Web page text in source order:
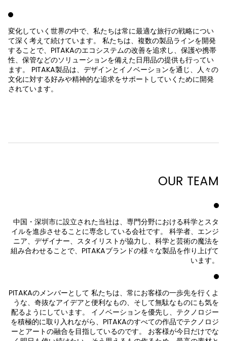
変化していく世界の中で、私たちは常に最適な旅行の戦略につい
て深く考えて続けています。 私たちは、複数の製品ラインを開発
することで、PITAKAのエコシステムの改善を追求し、保護や携帯
性、保管などのソリューションを備えた日用品の提供も行ってい
ます。 PITAKA製品は、デザインとイノベーションを通じ、人々の
文化に対する好みや精神的な追求をサポートしていくために開発
されています。
OUR TEAM
中国・深圳市に設立された当社は、専門分野における科学とスタ
イルを進歩させることに専念している会社です。 科学者、エンジ
ニア、デザイナー、スタイリストが協力し、科学と芸術の魔法を
組み合わせることで、PITAKAブランドの様々な製品を作り上げて
います。
PITAKAのメンバーとして 私たちは、常にお客様の一歩先を行くよ
うな、奇抜なアイデアと便利なもの、そして無駄なものにも気を
配るようにしています。 イノベーションを優先し、テクノロジー
を積極的に取り入れながら、PITAKAのすべての作品でテクノロジ
ーとアートの融合を目指しているのです。 お客様が今日だけでな